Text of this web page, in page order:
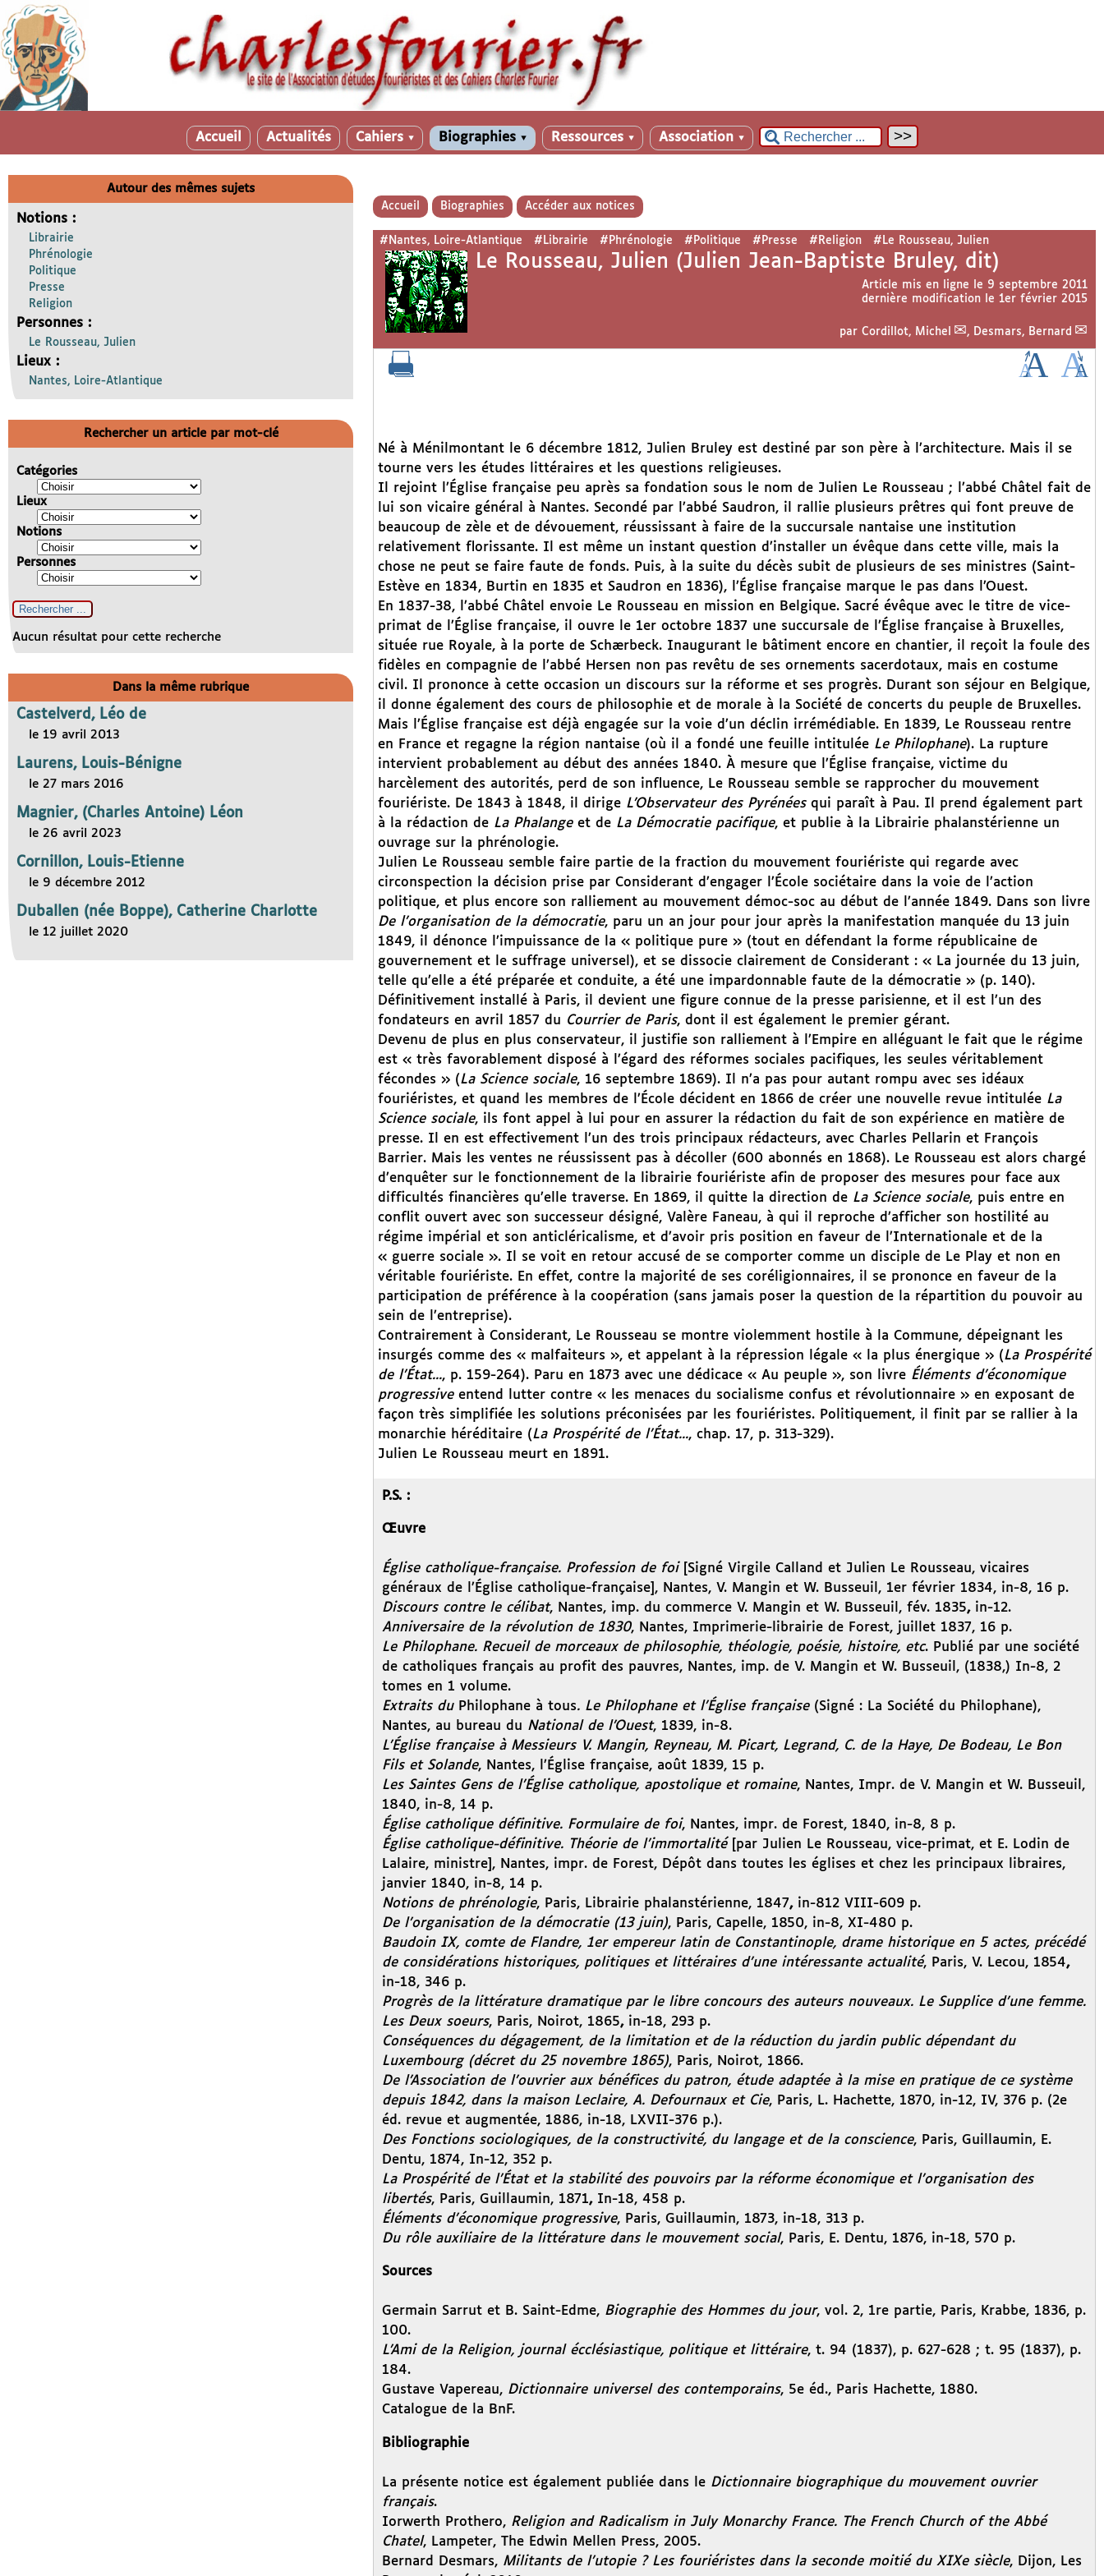
Accueil Actualités Cahiers ▼ Biographies ▼ Ressources ▼ Association ▼
Accueil Biographies Accéder aux notices
#Nantes, Loire-Atlantique #Librairie #Phrénologie #Politique #Presse #Religion #Le Rousseau, Julien
Le Rousseau, Julien (Julien Jean-Baptiste Bruley, dit)
Article mis en ligne le 9 septembre 2011
dernière modification le 1er février 2015
par Cordillot, Michel , Desmars, Bernard
Né à Ménilmontant le 6 décembre 1812, Julien Bruley est destiné par son père à l’architecture. Mais il se
tourne vers les études littéraires et les questions religieuses.
Il rejoint l’Église française peu après sa fondation sous le nom de Julien Le Rousseau ; l’abbé Châtel fait de
lui son vicaire général à Nantes. Secondé par l’abbé Saudron, il rallie plusieurs prêtres qui font preuve de
beaucoup de zèle et de dévouement, réussissant à faire de la succursale nantaise une institution
relativement florissante. Il est même un instant question d’installer un évêque dans cette ville, mais la
chose ne peut se faire faute de fonds. Puis, à la suite du décès subit de plusieurs de ses ministres (Saint-
Estève en 1834, Burtin en 1835 et Saudron en 1836), l’Église française marque le pas dans l’Ouest.
En 1837-38, l’abbé Châtel envoie Le Rousseau en mission en Belgique. Sacré évêque avec le titre de vice-
primat de l’Église française, il ouvre le 1er octobre 1837 une succursale de l’Église française à Bruxelles,
située rue Royale, à la porte de Schærbeck. Inaugurant le bâtiment encore en chantier, il reçoit la foule des
fidèles en compagnie de l’abbé Hersen non pas revêtu de ses ornements sacerdotaux, mais en costume
civil. Il prononce à cette occasion un discours sur la réforme et ses progrès. Durant son séjour en Belgique,
il donne également des cours de philosophie et de morale à la Société de concerts du peuple de Bruxelles.
Mais l’Église française est déjà engagée sur la voie d’un déclin irrémédiable. En 1839, Le Rousseau rentre
en France et regagne la région nantaise (où il a fondé une feuille intitulée Le Philophane). La rupture
intervient probablement au début des années 1840. À mesure que l’Église française, victime du
harcèlement des autorités, perd de son influence, Le Rousseau semble se rapprocher du mouvement
fouriériste. De 1843 à 1848, il dirige L’Observateur des Pyrénéesqui paraît à Pau. Il prend également part
à la rédaction de La Phalange et de La Démocratie pacifique, et publie à la Librairie phalanstérienne un
ouvrage sur la phrénologie.
Julien Le Rousseau semble faire partie de la fraction du mouvement fouriériste qui regarde avec
circonspection la décision prise par Considerant d’engager l’École sociétaire dans la voie de l’action
politique, et plus encore son ralliement au mouvement démoc-soc au début de l’année 1849. Dans son livre
De l’organisation de la démocratie, paru un an jour pour jour après la manifestation manquée du 13 juin
1849, il dénonce l’impuissance de la « politique pure » (tout en défendant la forme républicaine de
gouvernement et le suffrage universel), et se dissocie clairement de Considerant : « La journée du 13 juin,
telle qu’elle a été préparée et conduite, a été une impardonnable faute de la démocratie » (p. 140).
Définitivement installé à Paris, il devient une figure connue de la presse parisienne, et il est l’un des
fondateurs en avril 1857 du Courrier de Paris, dont il est également le premier gérant.
Devenu de plus en plus conservateur, il justifie son ralliement à l’Empire en alléguant le fait que le régime
est « très favorablement disposé à l’égard des réformes sociales pacifiques, les seules véritablement
fécondes » (La Science sociale, 16 septembre 1869). Il n’a pas pour autant rompu avec ses idéaux
fouriéristes, et quand les membres de l’École décident en 1866 de créer une nouvelle revue intitulée La
Science sociale, ils font appel à lui pour en assurer la rédaction du fait de son expérience en matière de
presse. Il en est effectivement l’un des trois principaux rédacteurs, avec Charles Pellarin et François
Barrier. Mais les ventes ne réussissent pas à décoller (600 abonnés en 1868). Le Rousseau est alors chargé
d’enquêter sur le fonctionnement de la librairie fouriériste afin de proposer des mesures pour face aux
difficultés financières qu’elle traverse. En 1869, il quitte la direction de La Science sociale, puis entre en
conflit ouvert avec son successeur désigné, Valère Faneau, à qui il reproche d’afficher son hostilité au
régime impérial et son anticléricalisme, et d’avoir pris position en faveur de l’Internationale et de la
« guerre sociale ». Il se voit en retour accusé de se comporter comme un disciple de Le Play et non en
véritable fouriériste. En effet, contre la majorité de ses coréligionnaires, il se prononce en faveur de la
participation de préférence à la coopération (sans jamais poser la question de la répartition du pouvoir au
sein de l’entreprise).
Contrairement à Considerant, Le Rousseau se montre violemment hostile à la Commune, dépeignant les
insurgés comme des « malfaiteurs », et appelant à la répression légale « la plus énergique » (La Prospérité
de l’État..., p. 159-264). Paru en 1873 avec une dédicace « Au peuple », son livre Éléments d’économique
progressiveentend lutter contre « les menaces du socialisme confus et révolutionnaire » en exposant de
façon très simplifiée les solutions préconisées par les fouriéristes. Politiquement, il finit par se rallier à la
monarchie héréditaire (La Prospérité de l’État..., chap. 17, p. 313-329).
Julien Le Rousseau meurt en 1891.
P.S. :
Œuvre
Église catholique-française. Profession de foi
[Signé Virgile Calland et Julien Le Rousseau, vicaires
généraux de l’Église catholique-française], Nantes, V. Mangin et W. Busseuil, 1er février 1834, in-8, 16 p.
Discours contre le célibat, Nantes, imp. du commerce V. Mangin et W. Busseuil, fév. 1835, in-12.
Anniversaire de la révolution de 1830, Nantes, Imprimerie-librairie de Forest, juillet 1837, 16 p.
Le Philophane. Recueil de morceaux de philosophie, théologie, poésie, histoire, etc. Publié par une société
de catholiques français au profit des pauvres, Nantes, imp. de V. Mangin et W. Busseuil, (1838,) In-8, 2
tomes en 1 volume.
Extraits du Philophane à tous. Le Philophane et l’Église française (Signé : La Société du Philophane),
Nantes, au bureau du National de l’Ouest, 1839, in-8.
L’Église française à Messieurs V. Mangin, Reyneau, M. Picart, Legrand, C. de la Haye, De Bodeau, Le Bon
Fils et Solande, Nantes, l’Église française, août 1839, 15 p.
Les Saintes Gens de l’Église catholique, apostolique et romaine, Nantes, Impr. de V. Mangin et W. Busseuil,
1840, in-8, 14 p.
Église catholique définitive. Formulaire de foi, Nantes, impr. de Forest, 1840, in-8, 8 p.
Église catholique-définitive. Théorie de l’immortalité[par Julien Le Rousseau, vice-primat, et E. Lodin de
Lalaire, ministre], Nantes, impr. de Forest, Dépôt dans toutes les églises et chez les principaux libraires,
janvier 1840, in-8, 14 p.
Notions de phrénologie, Paris, Librairie phalanstérienne, 1847, in-812 VIII-609 p.
De l’organisation de la démocratie (13 juin), Paris, Capelle, 1850, in-8, XI-480 p.
Baudoin IX, comte de Flandre, 1er empereur latin de Constantinople, drame historique en 5 actes, précédé
de considérations historiques, politiques et littéraires d’une intéressante actualité, Paris, V. Lecou, 1854,
in-18, 346 p.
Progrès de la littérature dramatique par le libre concours des auteurs nouveaux. Le Supplice d’une femme.
Les Deux soeurs, Paris, Noirot, 1865,in-18, 293 p.
Conséquences du dégagement, de la limitation et de la réduction du jardin public dépendant du
Luxembourg (décret du 25 novembre 1865), Paris, Noirot, 1866.
De l’Association de l’ouvrier aux bénéfices du patron, étude adaptée à la mise en pratique de ce système
depuis 1842, dans la maison Leclaire, A. Defournaux et Cie, Paris, L. Hachette, 1870, in-12, IV, 376 p. (2e
éd. revue et augmentée, 1886, in-18, LXVII-376 p.).
Des Fonctions sociologiques, de la constructivité, du langage et de la conscience, Paris, Guillaumin, E.
Dentu, 1874, In-12, 352 p.
La Prospérité de l’État et la stabilité des pouvoirs par la réforme économique et l’organisation des
libertés, Paris, Guillaumin, 1871, In-18, 458 p.
Éléments d’économique progressive, Paris, Guillaumin, 1873, in-18, 313 p.
Du rôle auxiliaire de la littérature dans le mouvement social, Paris, E. Dentu, 1876, in-18, 570 p.
Sources
Germain Sarrut et B. Saint-Edme, Biographie des Hommes du jour, vol. 2, 1re partie, Paris, Krabbe, 1836, p.
100.
L’Ami de la Religion, journal écclésiastique, politique et littéraire, t. 94 (1837), p. 627-628 ; t. 95 (1837), p.
184.
Gustave Vapereau, Dictionnaire universel des contemporains, 5e éd., Paris Hachette, 1880.
Catalogue de la BnF.
Bibliographie
La présente notice est également publiée dans le Dictionnaire biographique du mouvement ouvrier
français.
Iorwerth Prothero, Religion and Radicalism in July Monarchy France. The French Church of the Abbé
Chatel, Lampeter, The Edwin Mellen Press, 2005.
Bernard Desmars, Militants de l’utopie ? Les fouriéristes dans la seconde moitié du XIXe siècle, Dijon, Les
Autour des mêmes sujets
Notions :
Librairie
Phrénologie
Politique
Presse
Religion
Personnes :
Le Rousseau, Julien
Lieux :
Nantes, Loire-Atlantique
Rechercher un article par mot-clé
Catégories
Lieux
Notions
Personnes
Aucun résultat pour cette recherche
Dans la même rubrique
Castelverd, Léo de
le 19 avril 2013
Laurens, Louis-Bénigne
le 27 mars 2016
Magnier, (Charles Antoine) Léon
le 26 avril 2023
Cornillon, Louis-Etienne
le 9 décembre 2012
Duballen (née Boppe), Catherine Charlotte
le 12 juillet 2020